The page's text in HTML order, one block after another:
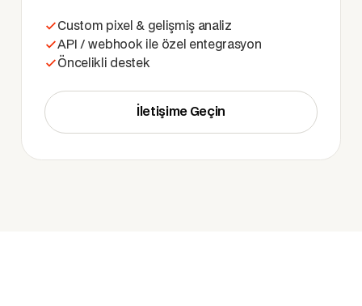
Custom pixel & gelişmiş analiz
API / webhook ile özel entegrasyon
Öncelikli destek
İletişime Geçin